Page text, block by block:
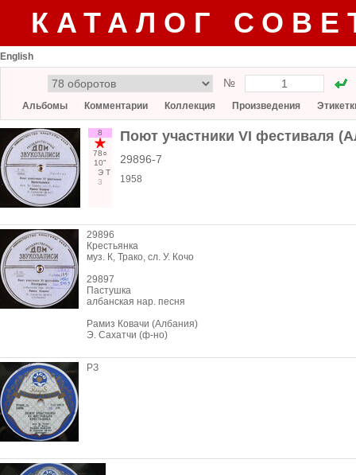
КАТАЛОГ
English
№
Альбомы Комментарии Коллекция Произведения
8
78○
10"
Э Т
3
Поют участники VI фестиваля
29896-7
1958
29896
Крестьянка
муз. К, Трако, сл. У. Кочо
29897
Пастушка
албанская нар. песня
Рамиз Ковачи (Албания)
Э. Сахатчи (ф-но)
РЗ